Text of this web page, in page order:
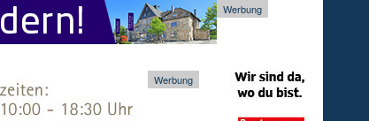
Werbung
Werbung